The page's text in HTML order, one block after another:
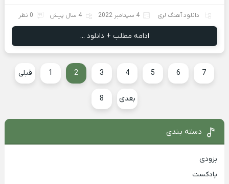
دانلود آهنگ لری 4 سپتامبر 2022 4 سال پیش 0 نظر
ادامه مطلب + دانلود ...
قبلی 1 2 3 4 5 6 7
8 بعدی
دسته بندی
بزودی
پادکست